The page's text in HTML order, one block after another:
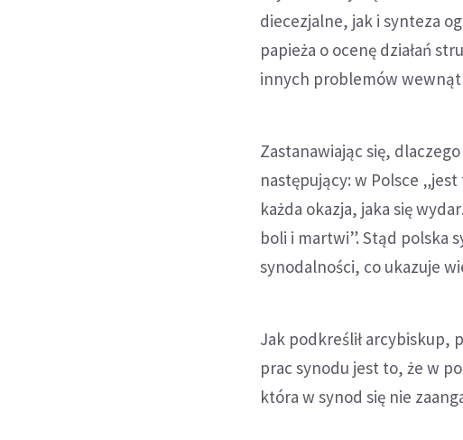
diecezjalne, jak i synteza
papieża o ocenę działań
innych problemów
Zastanawiając się,
następujący: w Polsce
każda okazja, jaka się
boli i martwi”. Stąd polska
synodalności, co ukazuje
Jak podkreślił arcybiskup,
prac synodu jest to, że w
która w synod się nie